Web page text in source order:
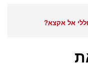
אל אקצא?